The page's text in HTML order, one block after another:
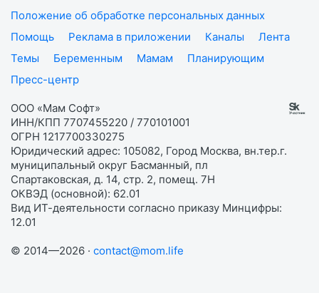
Положение об обработке персональных данных
Помощь
Реклама в приложении Каналы
Лента
Темы
Беременным Мамам
Планирующим
Пресс-центр
ООО «Мам Софт»
ИНН/КПП 7707455220 / 770101001
ОГРН 1217700330275
Юридический адрес: 105082, Город Москва, вн.тер.г.
муниципальный округ Басманный, пл
Спартаковская, д. 14, стр. 2, помещ. 7Н
ОКВЭД (основной): 62.01
Вид ИТ-деятельности согласно приказу Минцифры:
12.01
© 2014—2026 · contact@mom.life